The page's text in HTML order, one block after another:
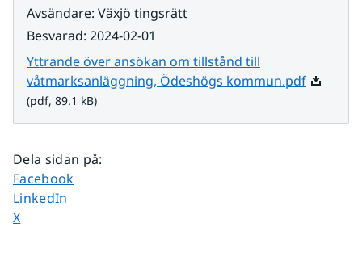
Avsändare: Växjö tingsrätt
Besvarad: 2024-02-01
Yttrande över ansökan om tillstånd till
våtmarksanläggning, Ödeshögs kommun.pdfPdf, 89.1
(pdf, 89.1 kB)
Dela sidan på:
Dela sidan på
Facebook
Dela sidan på
LinkedIn
Dela sidan på
X